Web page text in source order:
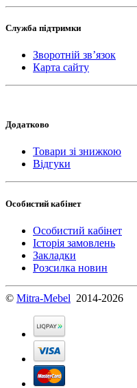
Служба підтримки
Зворотній зв’язок
Карта сайту
Додатково
Товари зі знижкою
Відгуки
Особистий кабінет
Особистий кабінет
Історія замовлень
Закладки
Розсилка новин
© Mitra-Mebel 2014-2026